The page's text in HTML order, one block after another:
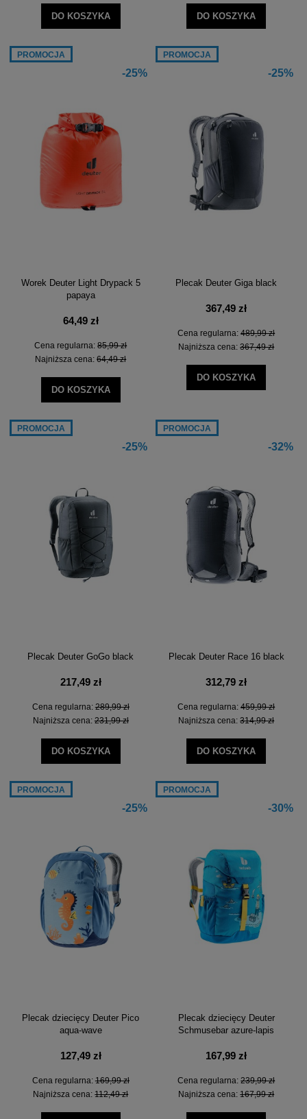
DO KOSZYKA DO KOSZYKA
-25%
Worek Deuter Light Drypack 5
papaya
64,49 zł
Cena regularna:85,99 zł
Najniższa cena:64,49 zł
DO KOSZYKA
PROMOCJA
-25%
Plecak Deuter Giga black
367,49 zł
Cena regularna:489,99 zł
Najniższa cena:367,49 zł
DO KOSZYKA
PROMOCJA
-25%
Plecak Deuter GoGo black
217,49 zł
Cena regularna:289,99 zł
Najniższa cena:231,99 zł
DO KOSZYKA
PROMOCJA
-32%
Plecak Deuter Race 16 black
312,79 zł
Cena regularna:459,99 zł
Najniższa cena:314,99 zł
DO KOSZYKA
PROMOCJA
-25%
Plecak dziecięcy Deuter Pico
aqua-wave
127,49 zł
Cena regularna:169,99 zł
Najniższa cena:112,49 zł
PROMOCJA
-30%
Plecak dziecięcy Deuter
Schmusebar azure-lapis
167,99 zł
Cena regularna:239,99 zł
Najniższa cena:167,99 zł
PROMOCJA